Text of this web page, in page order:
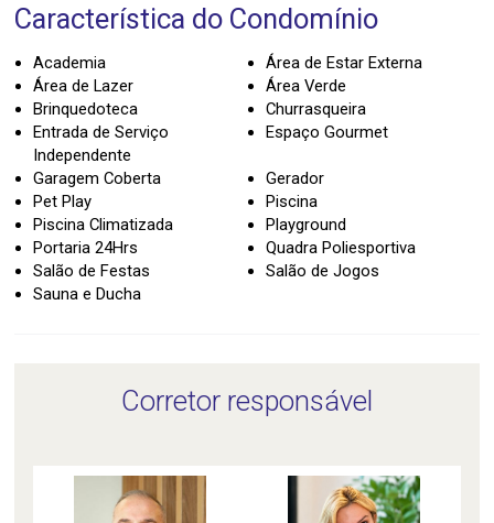
Característica do Condomínio
Academia
Área de Estar Externa
Área de Lazer
Área Verde
Brinquedoteca
Churrasqueira
Entrada de Serviço
Independente
Espaço Gourmet
Garagem Coberta
Gerador
Pet Play
Piscina
Piscina Climatizada
Playground
Portaria 24Hrs
Quadra Poliesportiva
Salão de Festas
Salão de Jogos
Sauna e Ducha
Corretor responsável